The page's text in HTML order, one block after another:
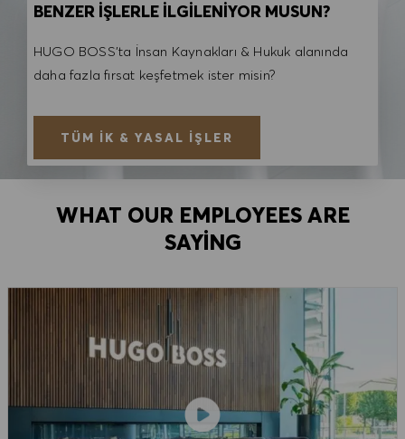
BENZER İŞLERLE İLGİLENİYOR MUSUN?
HUGO BOSS'ta İnsan Kaynakları & Hukuk alanında
daha fazla fırsat keşfetmek ister misin?
TÜM İK & YASAL İŞLER
WHAT OUR EMPLOYEES ARE
SAYING